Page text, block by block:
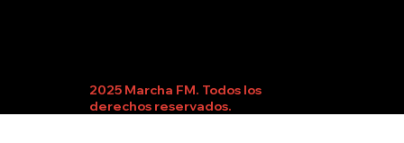
2025 Marcha FM. Todos los
derechos reservados.